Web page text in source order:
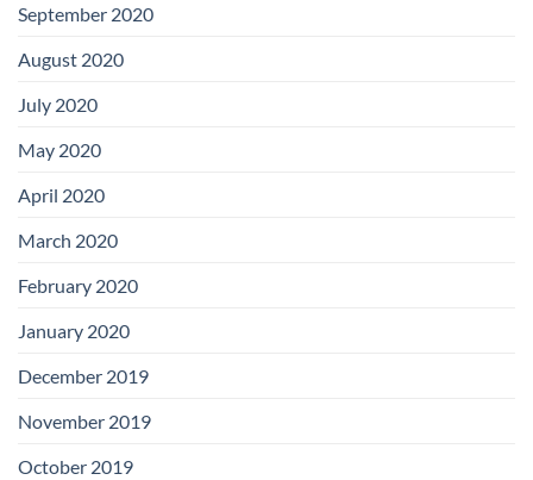
September 2020
August 2020
July 2020
May 2020
April 2020
March 2020
February 2020
January 2020
December 2019
November 2019
October 2019